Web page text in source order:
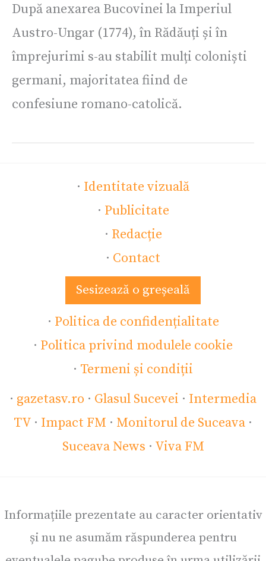
După anexarea Bucovinei la Imperiul
Austro-Ungar (1774), în Rădăuți și în
împrejurimi s-au stabilit mulți coloniști
germani, majoritatea fiind de
confesiune romano-catolică.
· Identitate vizuală
· Publicitate
· Redacție
· Contact
Sesizează o greșeală
· Politica de confidențialitate
· Politica privind modulele cookie
· Termeni și condiții
· gazetasv.ro · Glasul Sucevei · Intermedia
TV · Impact FM · Monitorul de Suceava ·
Suceava News · Viva FM
Informațiile prezentate au caracter orientativ
și nu ne asumăm răspunderea pentru